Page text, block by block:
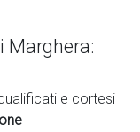
Marghera:
e cortesi